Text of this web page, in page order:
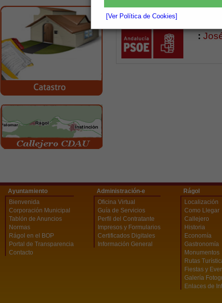
[Ver Política de Cookies]
:
Ayuntamiento
Bienvenida
Corporación Municipal
Tablón de Anuncios
Normas
Rágol en el BOP
Portal de Transparencia
Contacto
Administración-e
Oficina Virtual
Guía de Servicios
Perfil del Contratante
Impresos y Formularios
Certificados Digitales
Información General
Rágol
Localización
Como Llegar
Callejero
Historia
Economía
Gastronomía
Monumentos
Rutas
Fiestas y
Galería
Enlaces de